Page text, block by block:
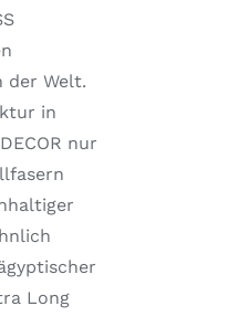
der Welt.
in
nur
Long